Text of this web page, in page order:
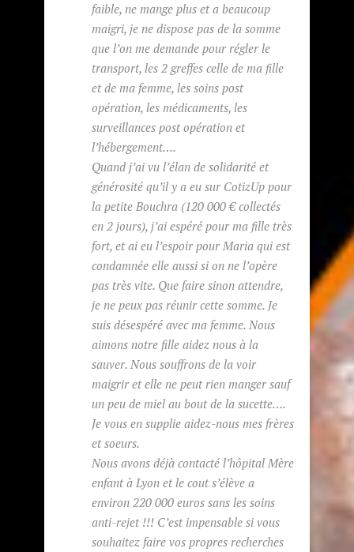
faible, ne mange plus et a beaucoup
maigri, je ne dispose pas de la somme
que l’on me demande pour régler le
transport, les 2 greffes celle de ma fille
et de ma femme, les soins post
opération, les médicaments, les
surveillances post opération et
l’hébergement….
Quand j’ai vu l’élan de solidarité et
générosité qu’il y a eu sur CotizUp pour
la petite Bouchra (120 000 € collectés
en 2 jours), j’ai espéré pour ma fille très
fort, et ai eu l’espoir pour Maria qui est
condamnée elle aussi si on ne l’opère
pas très vite. Que faire sinon attendre,
je ne peux pas réunir cette somme. Je
suis désespéré avec ma femme. Nous
aimons notre fille aidez nous à la
sauver. Nous souffrons de la voir
maigrir et elle ne peut rien manger sauf
un peu de miel au bout de la sucette….
Je vous en supplie aidez-nous mes frères
et soeurs.
Nous avons déjà contacté l’hôpital Mère
enfant à Lyon et le cout s’élève a
environ 220 000 euros sans les soins
anti-rejet !!! C’est impensable si vous
souhaitez faire vos propres recherches